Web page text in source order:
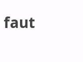
faut